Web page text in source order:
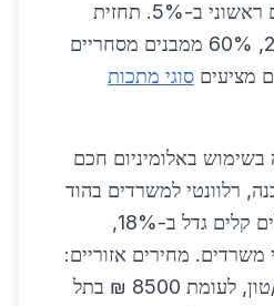
מעלה מחירי אלומיניום ראשוני ב-5%. תחזית
ארוכת טווח: עד 2030, 60% ממבנים מסחריים
מציעים סוגי מתכות
בשימוש באלומיניום חכם
רלוונטי למשרדים בהוד
השרון. ביקוש לפרופילים קלים גדל ב-18%,
5 מגדלי משרדים. מחירים אזוריים:
בהוד השרון 9000 ₪/טון, לעומת 8500 ₪ בתל